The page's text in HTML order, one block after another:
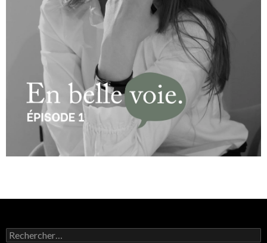
Rechercher :